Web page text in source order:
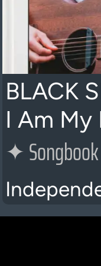
BLACK
I Am
✦Songbook